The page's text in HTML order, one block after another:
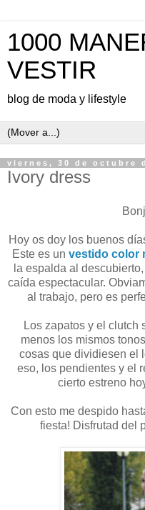
1000
VESTIR
blog de moda y lifestyle
viernes, 30 de octubre
Ivory dress
Hoy os doy los buenos
Este es un vestido color
la espalda al
caída espectacular.
al trabajo, pero es
Los zapatos y el clutch
menos los mismos
cosas que dividiesen el
eso, los pendientes y el
cierto estreno
Con esto me despido
fiesta! Disfrutad del